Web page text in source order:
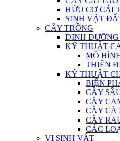
HỮU CƠ CẢI
SINH VẬT
CÂY TRỒNG
DINH
KỸ THUẬT
MÔ
THIÊN
KỸ THUẬT
BIỆN
CÂY
CÂY
CÂY CÀ
CÂY
CÁC
VI SINH VẬT